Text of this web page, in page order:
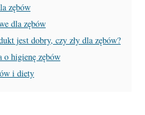
zębów
dla zębów
jest dobry, czy zły dla zębów?
o higienę zębów
i diety